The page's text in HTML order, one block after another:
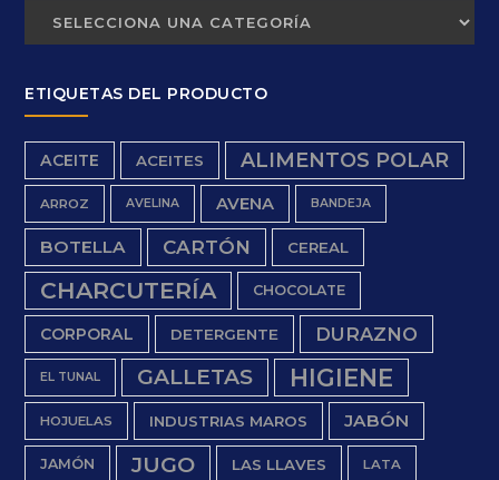
ETIQUETAS DEL PRODUCTO
ACEITE ACEITES ALIMENTOS POLAR
ARROZ AVELINA AVENA BANDEJA
BOTELLA CARTÓN CEREAL
CHARCUTERÍA CHOCOLATE
CORPORAL DETERGENTE DURAZNO
EL TUNAL GALLETAS HIGIENE
HOJUELAS INDUSTRIAS MAROS JABÓN
JAMÓN JUGO LAS LLAVES LATA